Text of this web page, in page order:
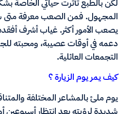
لكن بالطبع تأثرت حياتي الخاصة
المجهول. فمن الصعب معرفة متى
يصعب الأمور أكثر. غياب أشرف أفقده
دعمه في أوقات عصيبة، ومحبته
التجمعات العائلية.
كيف يمر يوم الزيارة ؟
يوم ملئ بالمشاعر المختلفة
شديدة لرؤيته بعد انتظار أسبوعين